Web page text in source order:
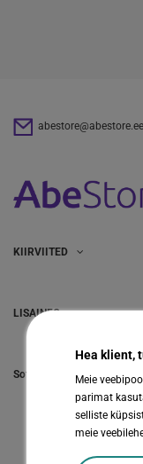
abestore@abestore.ee
KIIRVIITED
LISAINFO
Hea klient,
Meie
parimat
selliste
meie
Sotsiaalmeedia